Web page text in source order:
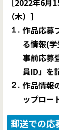
（木）］
１. 作品応募
る情報(学
事前応募
員ID」を
２. 作品情報
ップロー
郵送での応